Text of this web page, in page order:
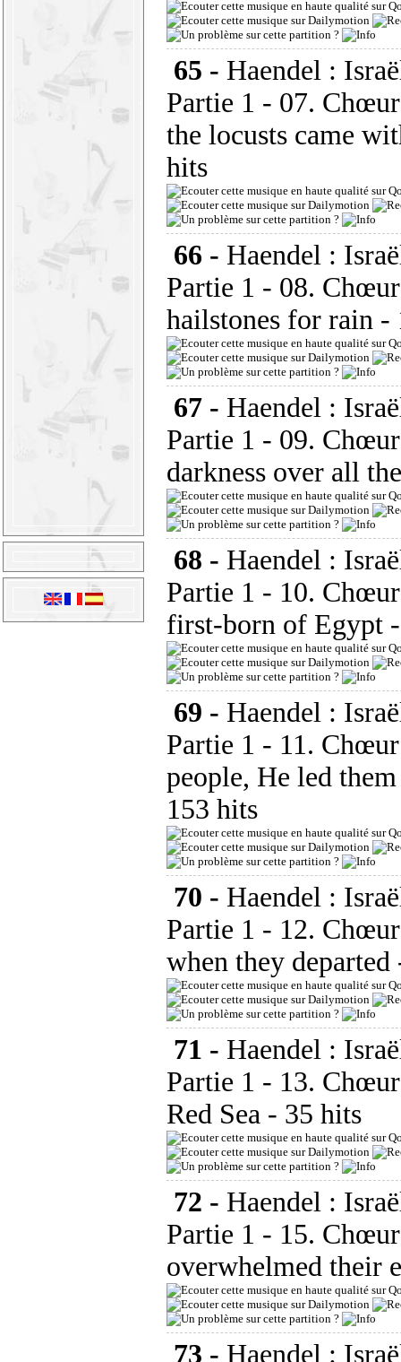
65 - Haendel :
Partie 1 - 07.
the locusts came
hits
66 - Haendel :
Partie 1 - 08.
hailstones for rain -
67 - Haendel :
Partie 1 - 09.
darkness over all
68 - Haendel :
Partie 1 - 10.
first-born of Egypt
69 - Haendel :
Partie 1 - 11.
people, He led
153 hits
70 - Haendel :
Partie 1 - 12.
when they departed
71 - Haendel :
Partie 1 - 13.
Red Sea - 35 hits
72 - Haendel :
Partie 1 - 15.
overwhelmed their
73 - Haendel :